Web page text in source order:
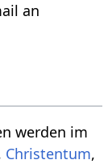
an
werden im
Christentum,